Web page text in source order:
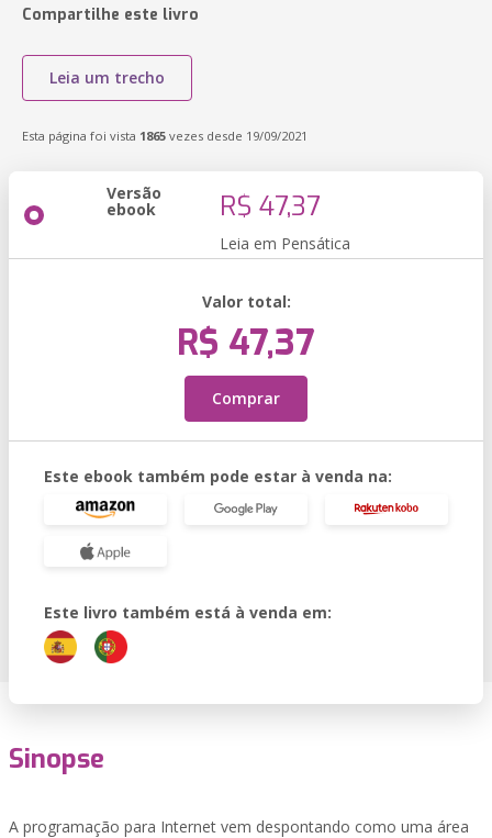
Compartilhe este livro
Leia um trecho
Esta página foi vista 1865 vezes desde 19/09/2021
Versão
ebook R$ 47,37
Leia em Pensática
Valor total:
R$ 47,37
Comprar
Este ebook também pode estar à venda na:
Este livro também está à venda em:
Sinopse
A programação para Internet vem despontando como uma área